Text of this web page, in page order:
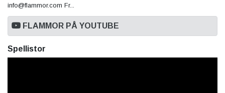
info@flammor.com Fr...
FLAMMOR PÅ YOUTUBE
Spellistor